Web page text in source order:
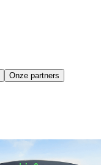
Onze partners